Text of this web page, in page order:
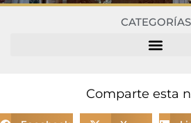
CATEGORÍAS
Comparte esta